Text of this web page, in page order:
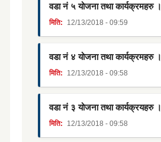
वडा नं ५ योजना तथा कार्यक्रमहरु ।
मिति: 12/13/2018 - 09:59
वडा नं ४ योजना तथा कार्यक्रमहरु ।
मिति: 12/13/2018 - 09:58
वडा नं ३ योजना तथा कार्यक्रयहरु ।
मिति: 12/13/2018 - 09:58